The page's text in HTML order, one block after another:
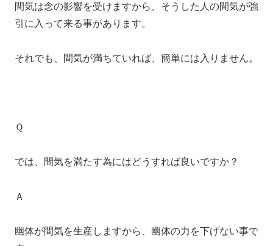
間気は念の影響を受けますから、そうした人の間気が強
引に入って来る事があります。
それでも、間気が満ちていれば、簡単には入りません。
Ｑ
では、間気を満たす為にはどうすれば良いですか？
Ａ
幽体が間気を生産しますから、幽体の力を下げない事で